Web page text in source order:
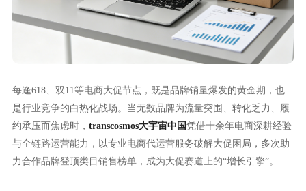
每逢618、双11等电商大促节点，既是品牌销量爆发的黄金期，也
是行业竞争的白热化战场。当无数品牌为流量突围、转化乏力、履
约承压而焦虑时， transcosmos大宇宙中国凭借十余年电商深耕经验
与全链路运营能力，以专业电商代运营服务破解大促困局，多次助
力合作品牌登顶类目销售榜单，成为大促赛道上的“增长引擎”。